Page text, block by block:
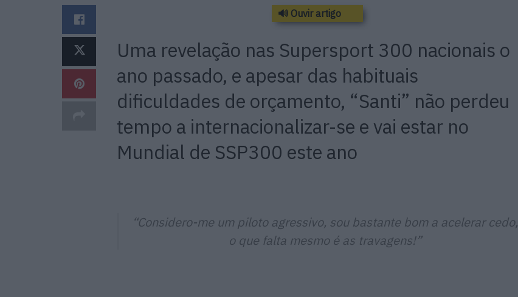
🔊 Ouvir artigo
Uma revelação nas Supersport 300 nacionais o
ano passado, e apesar das habituais
dificuldades de orçamento, “Santi” não perdeu
tempo a internacionalizar-se e vai estar no
Mundial de SSP300 este ano
“Considero-me um piloto agressivo, sou bastante bom a acelerar cedo,
o que falta mesmo é as travagens!”